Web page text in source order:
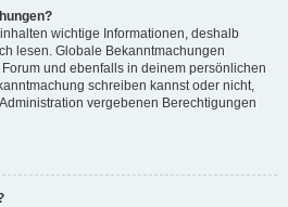
wichtige Informationen, deshalb
lesen. Globale Bekanntmachungen
und ebenfalls in deinem persönlichen
schreiben kannst oder nicht,
vergebenen Berechtigungen